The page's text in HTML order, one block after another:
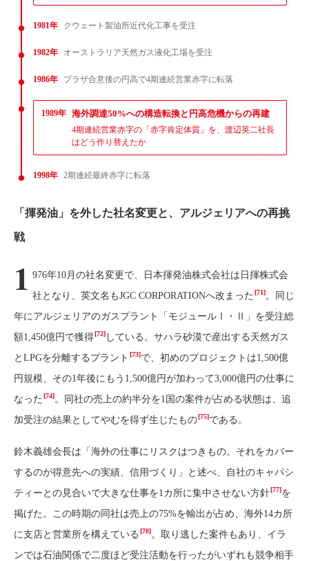
1981年 クウェート製油所近代化工事を受注
1982年 オーストラリア天然ガス液化工場を受注
1986年 プラザ合意後の円高で4期連続営業赤字に転落
1989年 海外調達50%への構造転換と円高危機からの再建
4期連続営業赤字の「赤字肯定体質」を、渡辺英二社長
はどう作り替えたか
1998年 2期連続最終赤字に転落
「揮発油」を外した社名変更と、アルジェリアへの再挑
戦
1 976年10月の社名変更で、日本揮発油株式会社は日揮株式会
社となり、英文名もJGC CORPORATIONへ改まった [71]。同じ
年にアルジェリアのガスプラント「モジュールⅠ・Ⅱ」を受注総
額1,450億円で獲得[72] している。サハラ砂漠で産出する天然ガス
とLPGを分離するプラント [73]で、初めのプロジェクトは1,500億
円規模、その1年後にもう1,500億円が加わって3,000億円の仕事に
なった [74]。同社の売上の約半分を1国の案件が占める状態は、追
加受注の結果としてやむを得ず生じたもの[75]である。
鈴木義雄会長は「海外の仕事にリスクはつきもの。それをカバー
するのが得意先への実績、信用づくり」と述べ、自社のキャパシ
ティーとの見合いで大きな仕事を1カ所に集中させない方針[77]を
掲げた。この時期の同社は売上の75%を輸出が占め、海外14カ所
に支店と営業所を構えている [78]。取り逃した案件もあり、イラ
ンでは石油関係で二度ほど受注活動を行ったがいずれも競争相手